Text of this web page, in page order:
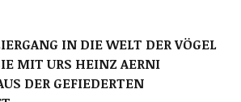
IN DIE WELT DER VÖGEL
MIT URS HEINZ AERNI
DER GEFIEDERTEN